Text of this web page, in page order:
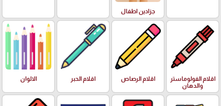
جزادين اطفال
اقلام الفولوماستر
والدهان
اقلام الرصاص اقلام الحبر الالوان